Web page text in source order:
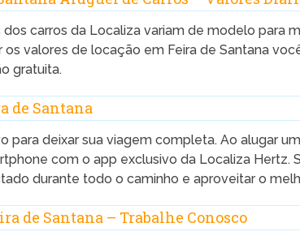
dos carros da Localiza variam de modelo para
os valores de locação em Feira de Santana
gratuita.
de Santana
para deixar sua viagem completa. Ao alugar
com o app exclusivo da Localiza Hertz.
durante todo o caminho e aproveitar o
de Santana – Trabalhe Conosco